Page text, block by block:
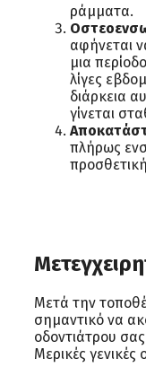
ράμματα.
αφήνεται
μια
λίγες
διάρκεια
γίνεται
πλήρως
Μετά την
σημαντικό να
οδοντιάτρου
Μερικές γενικές